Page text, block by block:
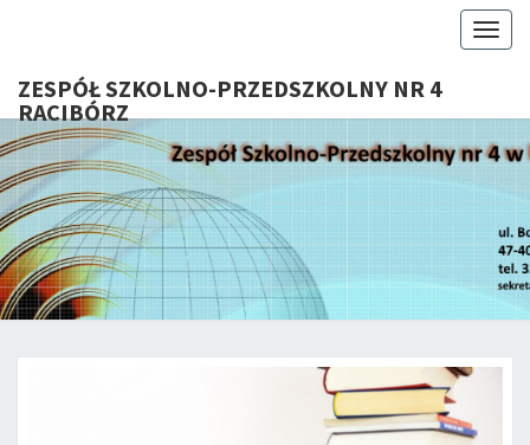
ZESPÓŁ SZKOLNO-PRZEDSZKOLNY NR 4
RACIBÓRZ
NR
Serdecznie
Witamy Na
Stronie
Internetowej
ZSP Nr 4 W
Raciborzu